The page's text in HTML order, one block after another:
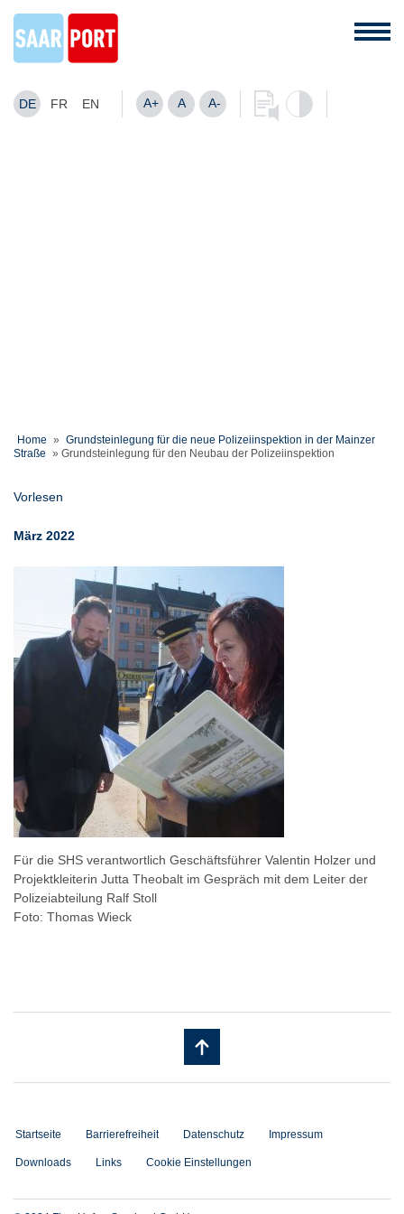
DE FR EN A+ A A-
Home » Grundsteinlegung für die neue Polizeiinspektion in der Mainzer
Straße » Grundsteinlegung für den Neubau der Polizeiinspektion
Vorlesen
März 2022
Für die SHS verantwortlich Geschäftsführer Valentin Holzer und
Projektkleiterin Jutta Theobalt im Gespräch mit dem Leiter der
Polizeiabteilung Ralf Stoll
Foto: Thomas Wieck
Startseite Barrierefreiheit Datenschutz Impressum
Downloads Links Cookie Einstellungen